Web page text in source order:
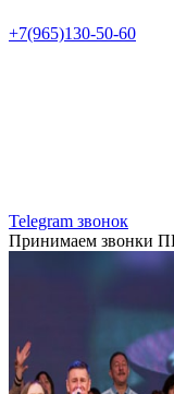
+7(965)130-50-60
Telegram звонок
Принимаем звонки